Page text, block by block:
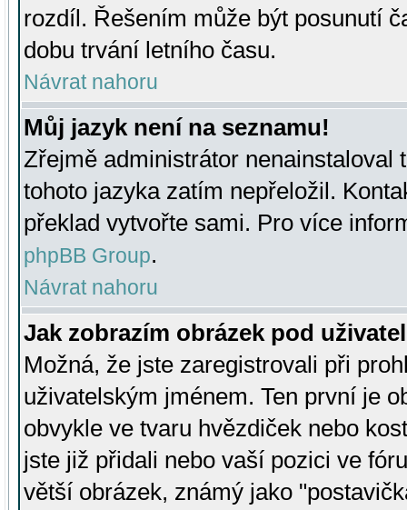
rozdíl. Řešením může být posunutí
dobu trvání letního času.
Návrat nahoru
Můj jazyk není na seznamu!
Zřejmě administrátor nenainstaloval
tohoto jazyka zatím nepřeložil.
překlad vytvořte sami. Pro více
phpBB Group.
Návrat nahoru
Jak zobrazím obrázek pod
Možná, že jste zaregistrovali při
uživatelským jménem. Ten první je
obvykle ve tvaru hvězdiček nebo
jste již přidali nebo vaší pozici ve
větší obrázek, známý jako